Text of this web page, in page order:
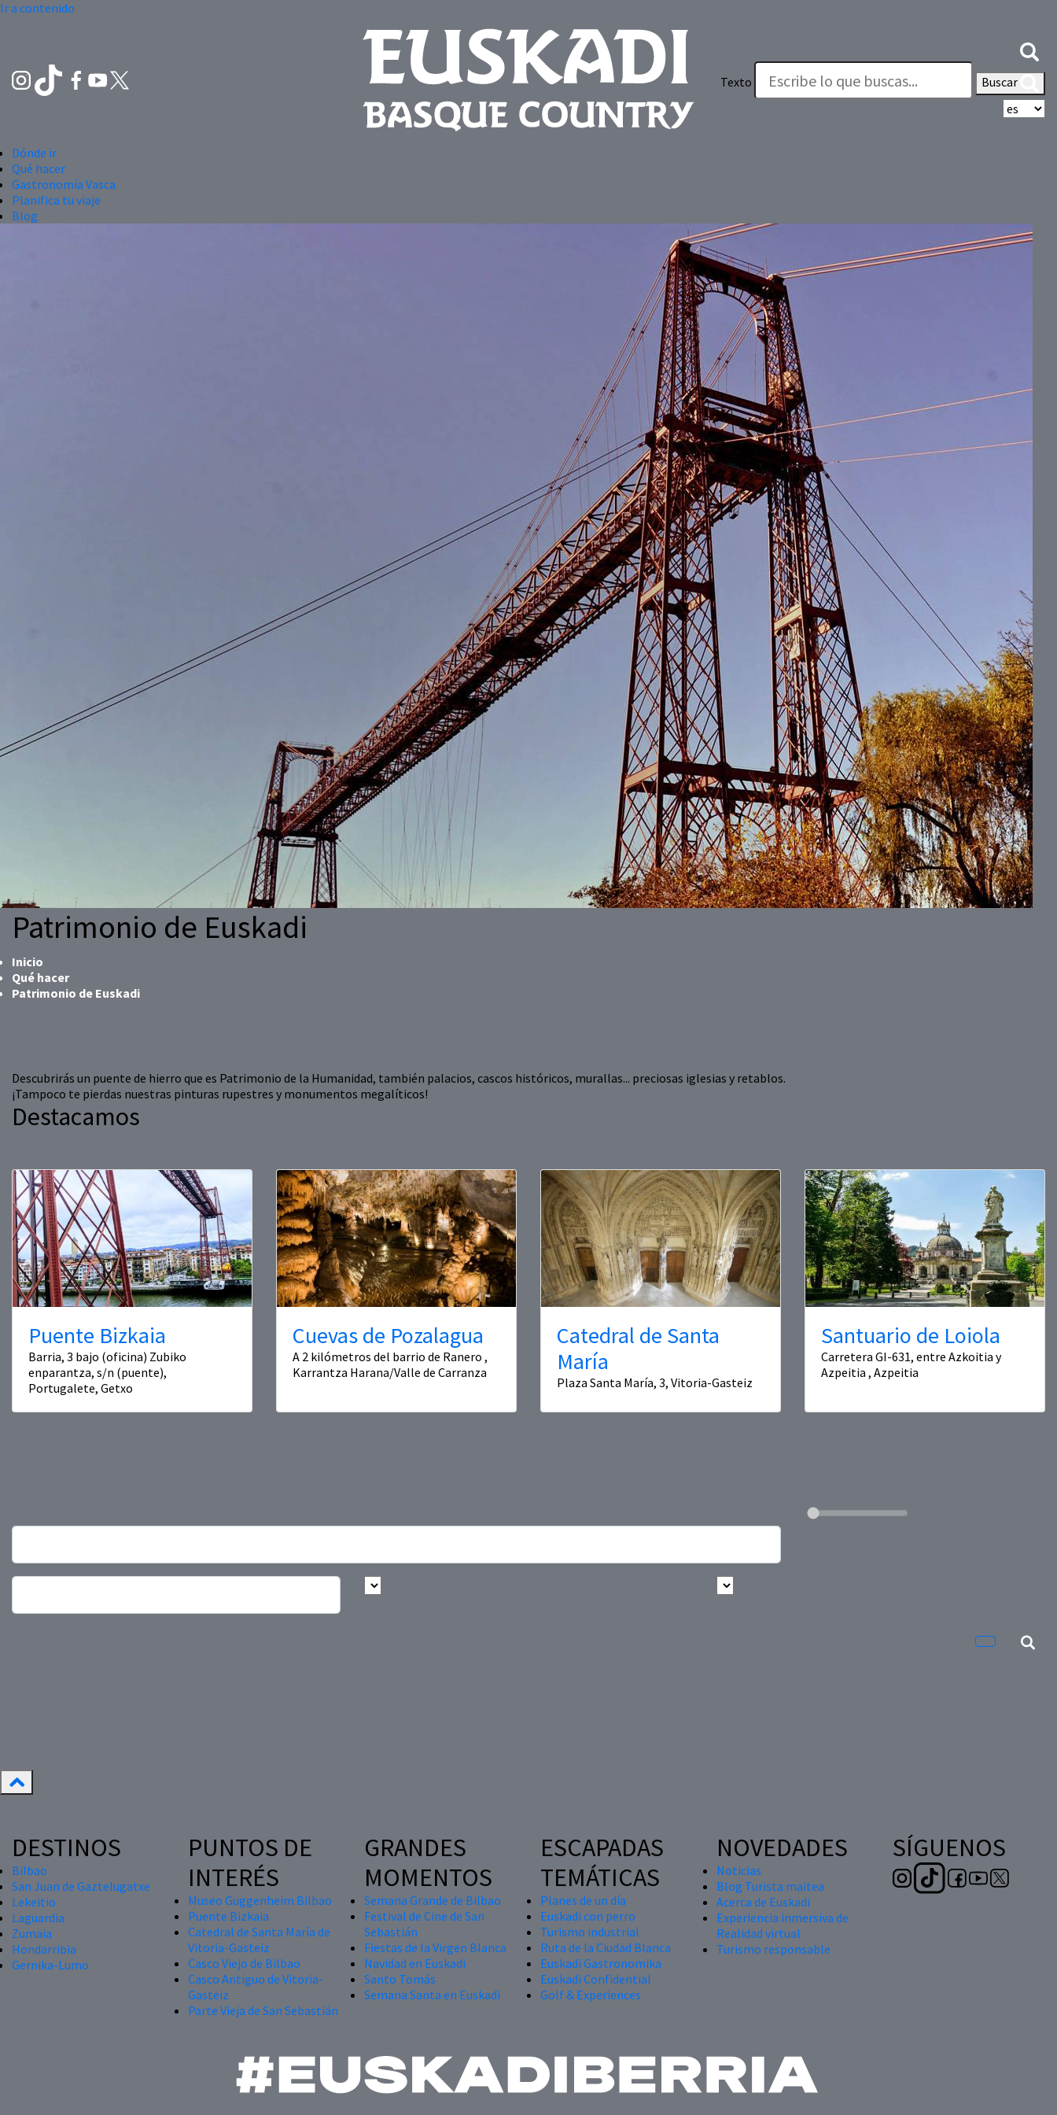
Ir a contenido
Texto
Buscar
Dónde ir
Qué hacer
Gastronomía Vasca
Planifica tu viaje
Blog
Patrimonio de Euskadi
Inicio
Qué hacer
Patrimonio de Euskadi
Descubrirás un puente de hierro que es Patrimonio de la Humanidad, también palacios, cascos históricos, murallas... preciosas iglesias y retablos.
¡Tampoco te pierdas nuestras pinturas rupestres y monumentos megalíticos!
Destacamos
Puente Bizkaia
Barria, 3 bajo (oficina) Zubiko
enparantza, s/n (puente),
Portugalete, Getxo
Cuevas de Pozalagua
A 2 kilómetros del barrio de Ranero ,
Karrantza Harana/Valle de Carranza
Catedral de Santa
María
Plaza Santa María, 3, Vitoria-Gasteiz
Santuario de Loiola
Carretera GI-631, entre Azkoitia y
Azpeitia , Azpeitia
DESTINOS
Bilbao
San Juan de Gaztelugatxe
Lekeitio
Laguardia
Zumaia
Hondarribia
Gernika-Lumo
PUNTOS DE
INTERÉS
Museo Guggenheim Bilbao
Puente Bizkaia
Catedral de Santa María de
Vitoria-Gasteiz
Casco Viejo de Bilbao
Casco Antiguo de Vitoria-
Gasteiz
Parte Vieja de San Sebastián
GRANDES
MOMENTOS
Semana Grande de Bilbao
Festival de Cine de San
Sebastián
Fiestas de la Virgen Blanca
Navidad en Euskadi
Santo Tomás
Semana Santa en Euskadi
ESCAPADAS
TEMÁTICAS
Planes de un día
Euskadi con perro
Turismo industrial
Ruta de la Ciudad Blanca
Euskadi Gastronomika
Euskadi Confidential
Golf & Experiences
NOVEDADES
Noticias
Blog Turista maitea
Acerca de Euskadi
Experiencia inmersiva de
Realidad virtual
Turismo responsable
SÍGUENOS